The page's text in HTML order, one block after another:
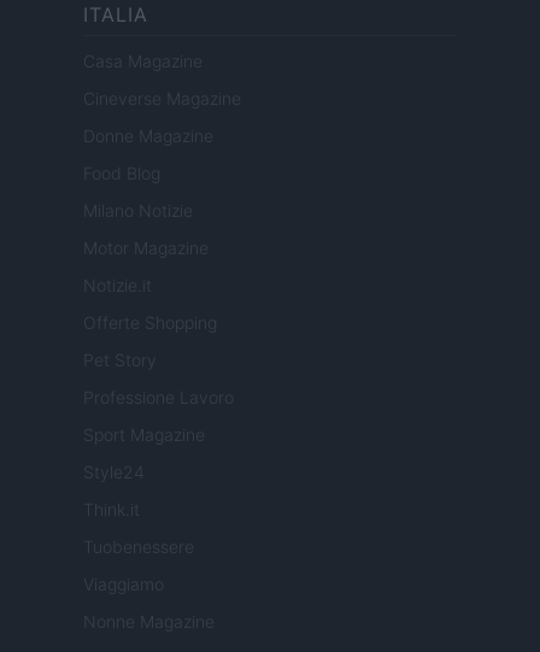
ITALIA
Casa Magazine
Cineverse Magazine
Donne Magazine
Food Blog
Milano Notizie
Motor Magazine
Notizie.it
Offerte Shopping
Professione Lavoro
Sport Magazine
Style24
Think.it
Tuobenessere
Viaggiamo
Nonne Magazine